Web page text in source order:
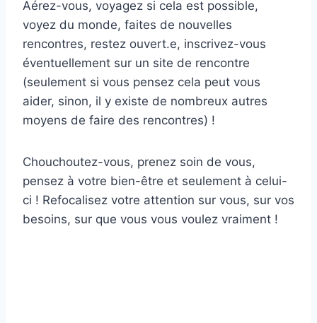
Aérez-vous, voyagez si cela est possible,
voyez du monde, faites de nouvelles
rencontres, restez ouvert.e, inscrivez-vous
éventuellement sur un site de rencontre
(seulement si vous pensez cela peut vous
aider, sinon, il y existe de nombreux autres
moyens de faire des rencontres) !
Chouchoutez-vous, prenez soin de vous,
pensez à votre bien-être et seulement à celui-
ci ! Refocalisez votre attention sur vous, sur vos
besoins, sur que vous vous voulez vraiment !